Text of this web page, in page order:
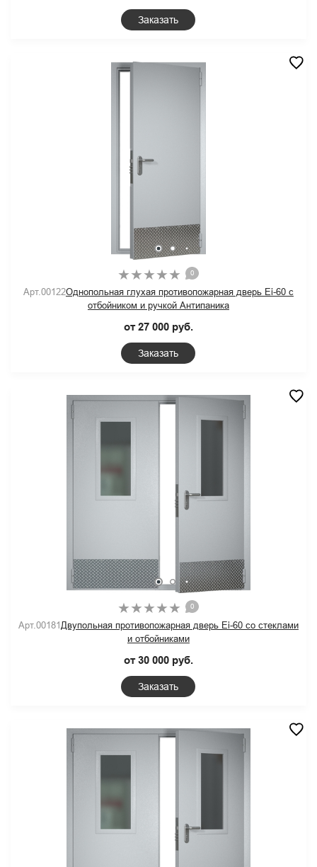
Заказать
0
Арт.00122Однопольная глухая противопожарная дверь Ei-60 с
отбойником и ручкой Антипаника
от 27 000 руб.
Заказать
0
Арт.00181 Двупольная противопожарная дверь Ei-60 со стеклами
и отбойниками
от 30 000 руб.
Заказать